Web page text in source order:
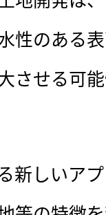
性のある
させる可
新しいア